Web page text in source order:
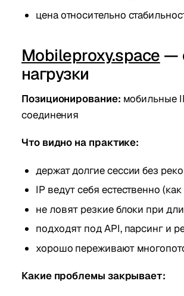
цена относительно
Mobileproxy.space —
нагрузки
Позиционирование: мобильные
соединения
Что видно на практике:
держат долгие сессии без
IP ведут себя естественно
не ловят резкие блоки при
подходят под API, парсинг и
хорошо переживают
Какие проблемы закрывает: